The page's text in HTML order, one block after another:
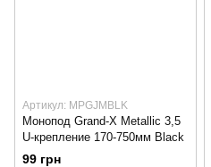
Артикул: MPGJMBLK
Монопод Grand-X Metallic 3,5
U-крепление 170-750мм Black
99 грн